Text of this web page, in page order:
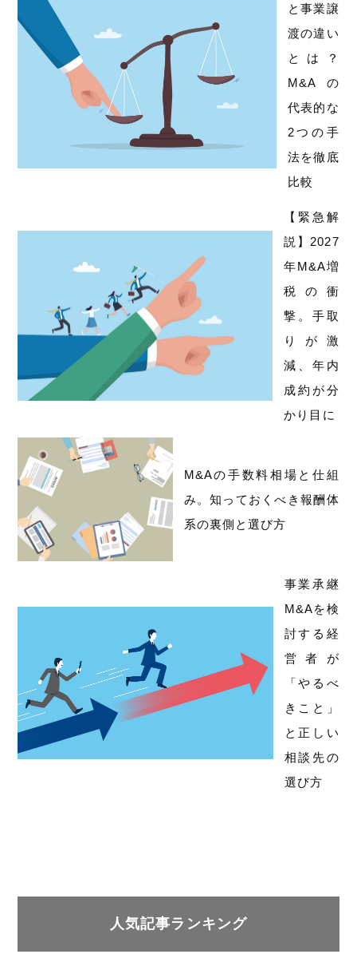
と事業譲
渡の違い
とは？
M&Aの
代表的な
2つの手
法を徹底
比較
【緊急解
説】2027
年M&A増
税の衝
撃。手取
りが激
減、年内
成約が分
かり目に
M&Aの手数料相場と仕組
み。知っておくべき報酬体
系の裏側と選び方
事業承継
M&Aを検
討する経
営者が
「やるべ
きこと」
と正しい
相談先の
選び方
人気記事ランキング